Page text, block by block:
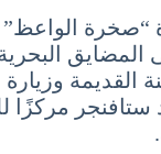
“صخرة الواعظ”
المضايق
القديمة
ستافنجر مركزًا